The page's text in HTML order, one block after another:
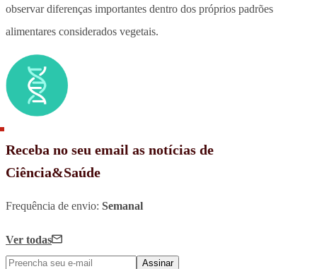
observar diferenças importantes dentro dos próprios padrões
alimentares considerados vegetais.
Receba no seu email as notícias de
Ciência&Saúde
Frequência de envio: Semanal
Ver todas
Assinar